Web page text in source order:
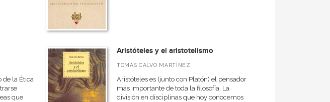
de la Ética
que
Aristóteles y el aristotelismo
TOMÁS CALVO MARTÍNEZ
Aristóteles es (junto con Platón) el pensador
más importante de toda la filosofía. La
división en disciplinas que hoy conocemos